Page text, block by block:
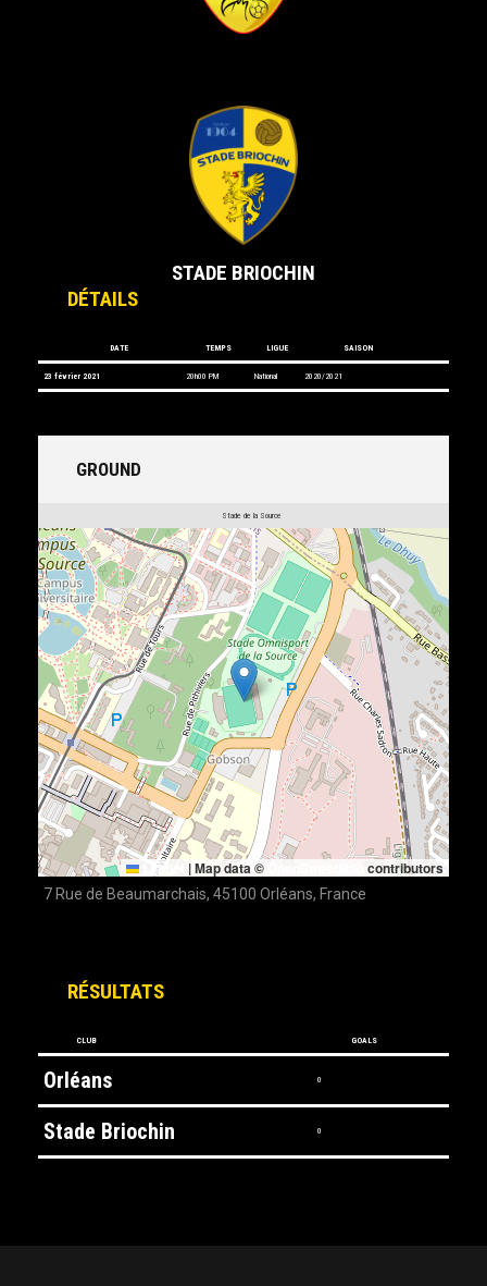
STADE BRIOCHIN
DÉTAILS
DATE TEMPS LIGUE SAISON
23 février 2021 20h00 PM National 2020/2021
GROUND
Stade de la Source
Leaflet |Map data © OpenStreetMap contributors
7 Rue de Beaumarchais, 45100 Orléans, France
RÉSULTATS
CLUB GOALS
Orléans 0
Stade Briochin 0